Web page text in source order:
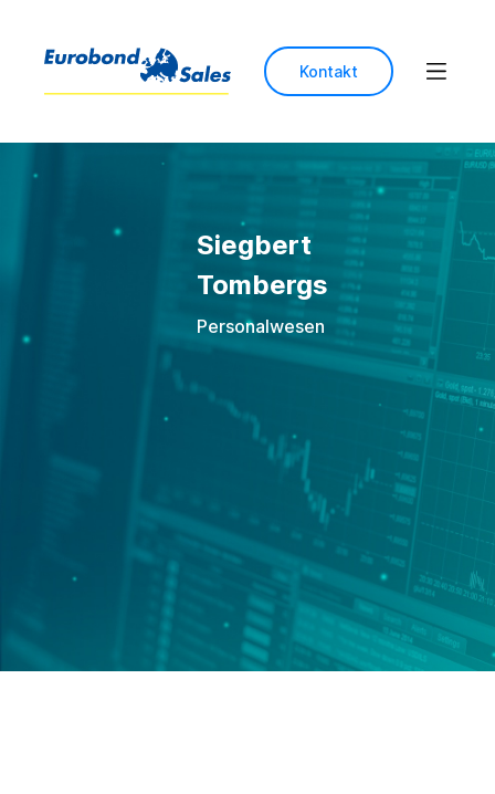
Kontakt
Siegbert
Tombergs
Personalwesen